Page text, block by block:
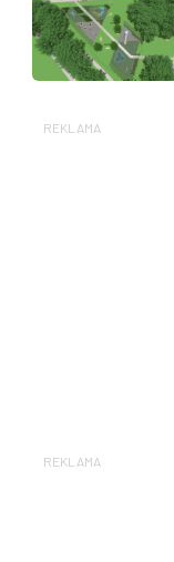
REKLAMA
REKLAMA